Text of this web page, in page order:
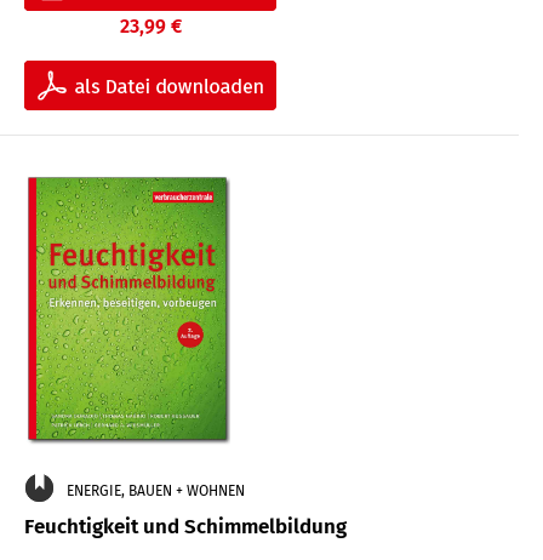
23,99 €
ENERGIE, BAUEN + WOHNEN
Feuchtigkeit und Schimmelbildung